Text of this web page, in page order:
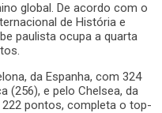
global. De acordo com o
de História e
paulista ocupa a quarta
da Espanha, com 324
(256), e pelo Chelsea, da
222 pontos, completa o top-